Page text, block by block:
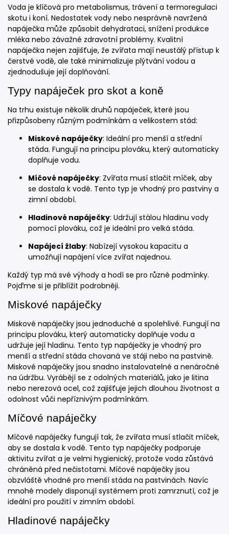
Voda je klíčová pro metabolismus, trávení a termoregulaci
skotu i koní. Nedostatek vody nebo nesprávně navržená
napáječka může způsobit dehydrataci, snížení produkce
mléka nebo závažné zdravotní problémy. Kvalitní
napáječka nejen zajišťuje, že zvířata mají neustálý přístup k
čerstvé vodě, ale také minimalizuje plýtvání vodou a
zjednodušuje její doplňování.
Typy napáječek pro skot a koně
Na trhu existuje několik druhů napáječek, které jsou
přizpůsobeny různým podmínkám a velikostem stád:
Miskové napáječky: Ideální pro menší a střední
stáda. Fungují na principu plováku, který automaticky
doplňuje vodu.
Míčové napáječky: Zvířata musí stlačit míček, aby
se dostala k vodě. Tento typ je vhodný pro pastviny a
zimní období.
Hladinové napáječky: Udržují stálou hladinu vody
pomocí plováku, což je ideální pro velká stáda.
Napájecí žlaby: Nabízejí vysokou kapacitu a
umožňují napájení více zvířat najednou.
Každý typ má své výhody a hodí se pro různé podmínky.
Pojďme si je přiblížit podrobněji.
Miskové napáječky
Miskové napáječky jsou jednoduché a spolehlivé. Fungují na
principu plováku, který automaticky doplňuje vodu a
udržuje její hladinu. Tento typ napáječky je vhodný pro
menší a střední stáda chovaná ve stáji nebo na pastvině.
Miskové napáječky jsou snadno instalovatelné a nenáročné
na údržbu. Vyrábějí se z odolných materiálů, jako je litina
nebo nerezová ocel, což zajišťuje jejich dlouhou životnost a
odolnost vůči nepříznivým podmínkám.
Míčové napáječky
Míčové napáječky fungují tak, že zvířata musí stlačit míček,
aby se dostala k vodě. Tento typ napáječky podporuje
aktivitu zvířat a je velmi hygienický, protože voda zůstává
chráněná před nečistotami. Míčové napáječky jsou
obzvláště vhodné pro menší stáda na pastvinách. Navíc
mnohé modely disponují systémem proti zamrznutí, což je
ideální pro použití v zimním období.
Hladinové napáječky